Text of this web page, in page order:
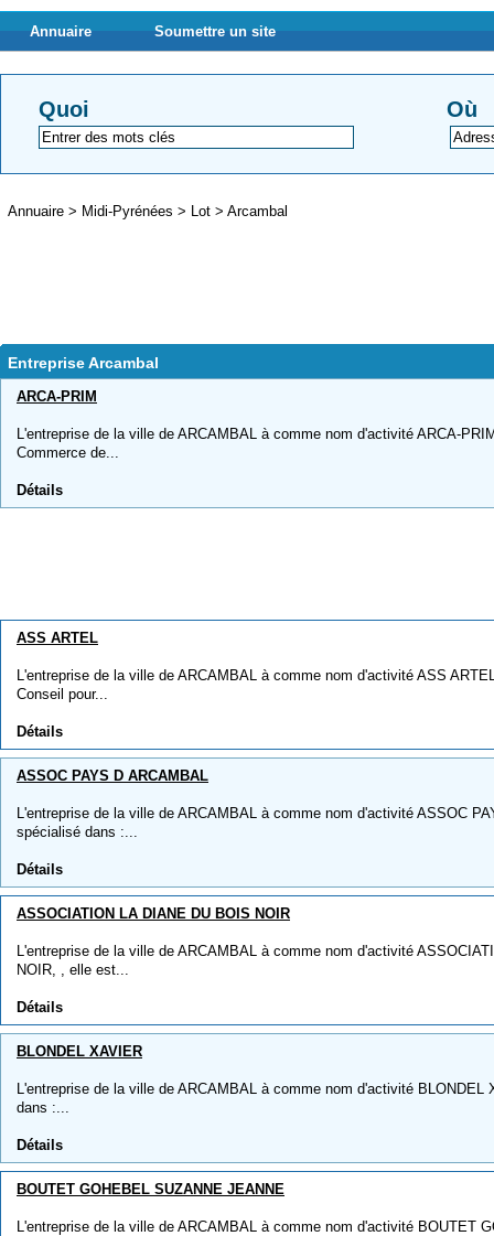
Annuaire Soumettre un site
Quoi Où
Annuaire > Midi-Pyrénées > Lot > Arcambal
Entreprise Arcambal
ARCA-PRIM
L'entreprise de la ville de ARCAMBAL à comme nom d'activité ARCA-
Commerce de...
Détails
ASS ARTEL
L'entreprise de la ville de ARCAMBAL à comme nom d'activité ASS
Conseil pour...
Détails
ASSOC PAYS D ARCAMBAL
L'entreprise de la ville de ARCAMBAL à comme nom d'activité ASSOC
spécialisé dans :...
Détails
ASSOCIATION LA DIANE DU BOIS NOIR
L'entreprise de la ville de ARCAMBAL à comme nom d'activité
NOIR, , elle est...
Détails
BLONDEL XAVIER
L'entreprise de la ville de ARCAMBAL à comme nom d'activité
dans :...
Détails
BOUTET GOHEBEL SUZANNE JEANNE
L'entreprise de la ville de ARCAMBAL à comme nom d'activité BOUTET